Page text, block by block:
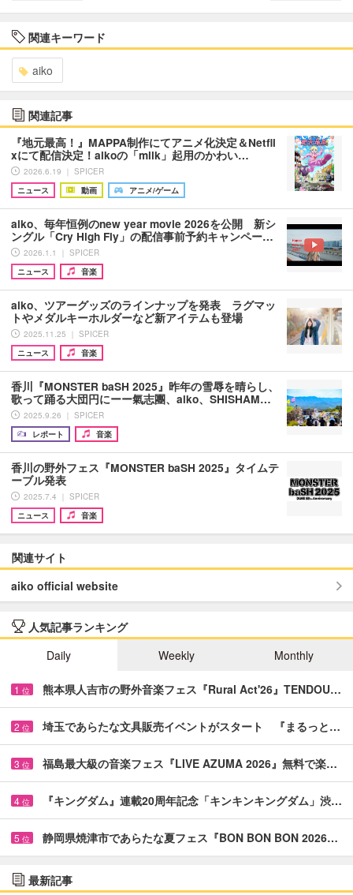
関連キーワード
aiko
関連記事
『地元最高！』MAPPA制作にてアニメ化決定＆Netfli
xにて配信決定！aikoの「milk」起用のかわい…
2026.6.19 ｜ SPICER
ニュース
動画 アニメ/ゲーム
aiko、毎年恒例のnew year movie 2026を公開 新シ
ングル「Cry High Fly」の配信事前予約キャンペー…
2026.1.1 ｜ SPICER
ニュース
音楽
aiko、ツアーグッズのラインナップを発表 ラグマッ
トやメダルキーホルダーなど新アイテムも登場
2025.11.25 ｜ SPICER
ニュース
音楽
香川『MONSTER baSH 2025』昨年の雪辱を晴らし、
歌って踊る大団円にーー氣志團、aiko、SHISHAM…
2025.9.26 ｜ SPICER
レポート
音楽
香川の野外フェス『MONSTER baSH 2025』タイムテ
ーブル発表
2025.7.4 ｜ SPICER
ニュース
音楽
関連サイト
aiko official website
人気記事ランキング
Daily
Weekly Monthly
1 位 熊本県人吉市の野外音楽フェス『Rural Act'26』TENDOU…
2 位 埼玉であらたな文具販売イベントがスタート 『まるっと…
3 位 福島最大級の音楽フェス『LIVE AZUMA 2026』無料で楽…
4 位 『キングダム』連載20周年記念「キンキンキングダム」渋…
5 位 静岡県焼津市であらたな夏フェス『BON BON BON 2026…
最新記事